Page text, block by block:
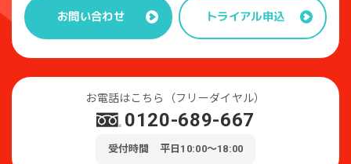
お問い合わせ トライアル申込
お電話はこちら（フリーダイヤル）
0120-689-667
受付時間 平日10:00～18:00